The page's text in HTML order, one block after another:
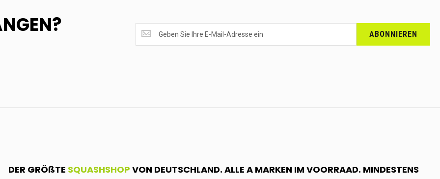
EMPFANGEN?
<br>MELDE
ABONNIEREN
DER GRÖßTE SQUASHSHOP VON DEUTSCHLAND. ALLE A MARKEN IM VOORRAAD. MINDESTENS